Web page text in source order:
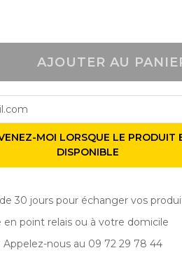
AJOUTER AU
MOI LORSQUE LE PRODUIT
DISPONIBLE
30 jours pour échanger vos
en point relais ou à votre domicile
Appelez-nous au 09 72 29 78 44